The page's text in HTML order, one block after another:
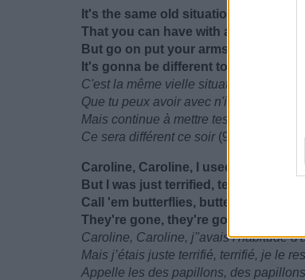
It's the same old situation
That you can have with any guy
But go on put your arms around me
It's gonna be different tonight
C'est la même vielle situation
Que tu peux avoir avec n'importe quel
Mais continue à mettre tes bras autour
Ce sera différent ce soir (9)
Caroline, Caroline, I used to act so
But I was just terrified, terrified, I feel
Call 'em butterflies, butterflies,
They're gone, they're gone, they're
Caroline, Caroline, j''avais l'habitude
Mais j’étais juste terrifié, terrifié, je le
Appelle les des papillons, des